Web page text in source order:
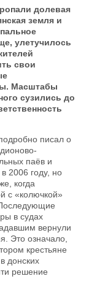
долевая
земля и
улетучилось
свои
Масштабы
сузились до
писал о
паёв и
2006 году, но
когда
с «колючкой»
в судах
вернули
Это означало,
крестьяне
донских
решение